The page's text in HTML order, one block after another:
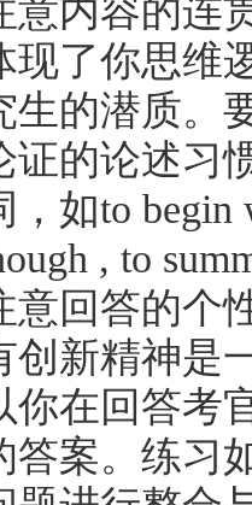
内容的连贯
现了你思维
生的潜质。
证的论述习
如to begin
, to
回答的个性
创新精神是
你在回答考
答案。练习